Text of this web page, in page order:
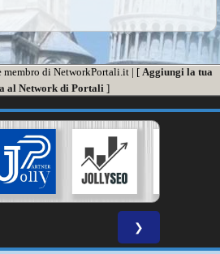
membro di NetworkPortali.it | [ Aggiungi la tua
al Network di Portali ]
❯